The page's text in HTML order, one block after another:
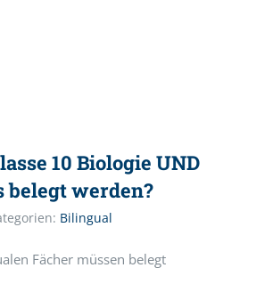
10 Biologie UND
belegt werden?
Bilingual
Fächer müssen belegt